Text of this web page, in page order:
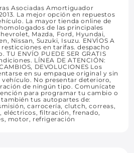
Asociadas Amortiguador
La mejor opción en repuestos
La mayor tienda online de
de las principales
Mazda, Ford, Hyundai,
Nissan, Suzuki, Isuzu. ENVÍOS A
resticciones en tarifas. despacho
ENVÍO PUEDE SER GRATIS
LÍNEA DE ATENCIÓN:
DEVOLUCIONES Los
en su empaque original y sin
No presentar deterioro,
de ningún tipo. Comunícate
para programar tu cambio o
tus autopartes de:
carrocería, clutch, correas,
eléctricos, filtración, frenado,
motor, refrigeración